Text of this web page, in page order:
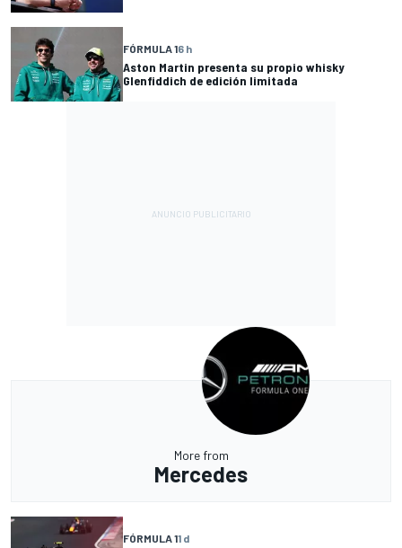
FÓRMULA 16 h
Aston Martin presenta su propio whisky
Glenfiddich de edición limitada
More from
Mercedes
FÓRMULA 11 d